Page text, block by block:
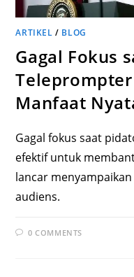
ARTIKEL / BLOG
Gagal Fokus
Manfaat
Gagal fokus saat
efektif untuk
lancar
audiens.
0 COMMENTS